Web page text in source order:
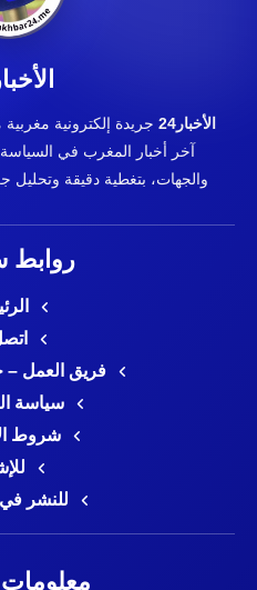
الأخبار24
جريدة إلكترونية
آخر أخبار المغرب في السياسة،
والجهات، بتغطية دقيقة
روابط
فريق العمل –
سياسة
شروط
للنشر في
معلومات